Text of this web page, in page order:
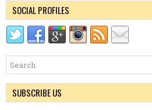
SOCIAL PROFILES
SUBSCRIBE US